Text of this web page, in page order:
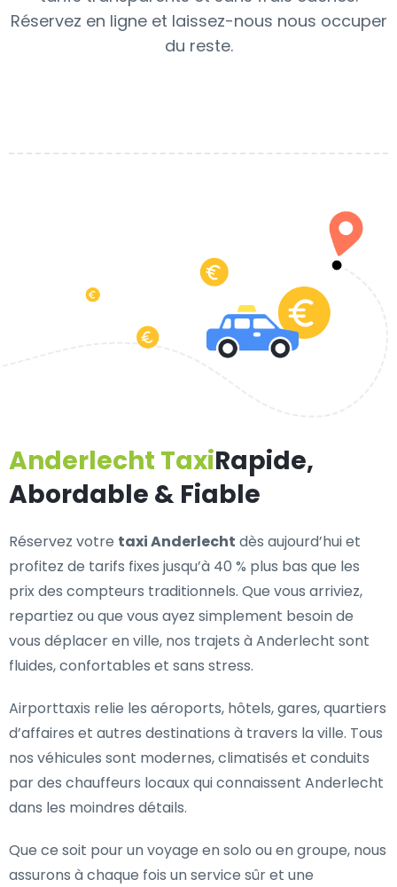
Réservez en ligne et laissez-nous nous occuper
du reste.
Anderlecht TaxiRapide,
Abordable & Fiable
Réservez votre taxi Anderlecht dès aujourd’hui et
profitez de tarifs fixes jusqu’à 40 % plus bas que les
prix des compteurs traditionnels. Que vous arriviez,
repartiez ou que vous ayez simplement besoin de
vous déplacer en ville, nos trajets à Anderlecht sont
fluides, confortables et sans stress.
Airporttaxis relie les aéroports, hôtels, gares, quartiers
d’affaires et autres destinations à travers la ville. Tous
nos véhicules sont modernes, climatisés et conduits
par des chauffeurs locaux qui connaissent Anderlecht
dans les moindres détails.
Que ce soit pour un voyage en solo ou en groupe, nous
assurons à chaque fois un service sûr et une